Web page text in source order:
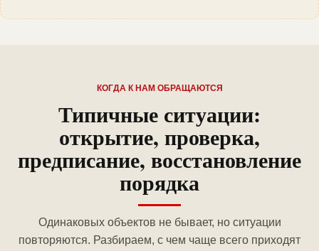
КОГДА К НАМ ОБРАЩАЮТСЯ
Типичные ситуации:
открытие, проверка,
предписание, восстановление
порядка
Одинаковых объектов не бывает, но ситуации
повторяются. Разбираем, с чем чаще всего приходят